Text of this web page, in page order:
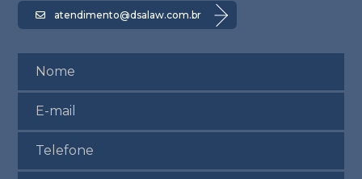
atendimento@dsalaw.com.br